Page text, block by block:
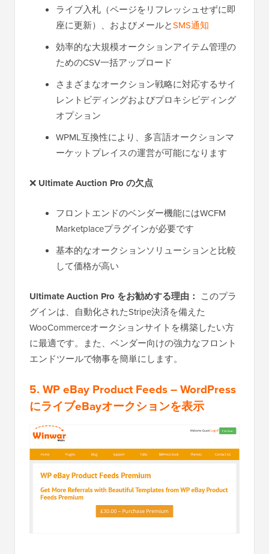
ライブ入札（ページをリフレッシュせずに即
座に更新）、およびメールとSMS通知
効率的な大規模オークションアイテム管理の
ためのCSV一括アップロード
さまざまなオークション戦略に対応するサイ
レントビディングおよびプロキシビディング
オプション
WPML互換性により、多言語オークションマ
ーケットプレイスの運営が可能になります
❌ Ultimate Auction Pro の欠点
フロントエンドのベンダー機能にはWCFM
Marketplaceプラグインが必要です
基本的なオークションソリューションと比較
して価格が高い
Ultimate Auction Pro をお勧めする理由： このプラ
グインは、自動化されたStripe決済を備えた
WooCommerceオークションサイトを構築したい方
に最適です。また、ベンダー向けの強力なフロント
エンドツールで物事を簡単にします。
5. WP eBay Product Feeds– WordPress
にライブeBayオークションを表示